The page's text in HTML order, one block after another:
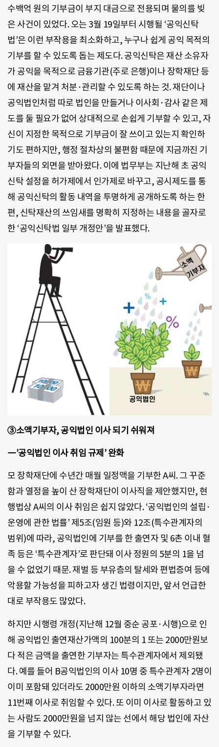
수백억 원의 기부금이 부지 대금으로 전용되며 물의를 빚
은 사건이 있었다. 오는 3월 19일부터 시행될 ‘공익신탁
법’은 이런 부작용을 최소화하고, 누구나 쉽게 공익 목적의
기부를 할 수 있도록 돕는 제도다. 공익신탁은 재산 소유자
가 공익을 목적으로 금융기관(주로 은행)이나 장학재단 등
에 재산을 맡겨 처분·관리할 수 있도록 하는 것. 재단이나
공익법인처럼 따로 법인을 만들거나 이사회·감사 같은 제
도를 둘 필요가 없어 상대적으로 손쉽게 기부할 수 있고, 자
신이 지정한 목적으로 기부금이 잘 쓰이고 있는지 확인하
기도 편하지만, 행정 절차상의 불편함 때문에 지금까진 기
부자들의 외면을 받아왔다. 이에 법무부는 지난해 초 공익
신탁 설정을 허가제에서 인가제로 바꾸고, 공시제도를 통
해 공익신탁의 활동 내역을 투명하게 공개하도록 하는 한
편, 신탁재산의 쓰임새를 명확히 지정하는 내용을 골자로
한 ‘공익신탁법 일부 개정안’을 발표했다.
③소액기부자, 공익법인 이사 되기 쉬워져
―’공익법인 이사 취임 규제’ 완화
모 장학재단에 수년간 매월 일정액을 기부한 A씨. 그 꾸준
함과 열정을 높이 산 장학재단이 이사직을 제안했지만, 현
행법상 A씨의 이사 취임은 쉽지 않았다. ‘공익법인의 설립·
운영에 관한 법률’ 제5조(임원 등)와 12조(특수관계자의
범위)에 따라, 공익법인에 기부를 한 출연자 및 6촌 이내 혈
족 등은 ‘특수관계자’로 판단돼 이사 정원의 5분의 1을 넘
을 수 없었기 때문. 재벌 등 부유층의 탈세와 편법증여 등에
악용할 가능성을 피하고자 생긴 법령이지만, 앞서 언급한
대로 부작용도 많았다.
하지만 시행령 개정(지난해 12월 중순 공포·시행)으로 인
해 공익법인 출연재산가액의 100분의 1 또는 2000만원보
다 적은 금액을 출연한 기부자는 특수관계자에서 제외됐
다. 예를 들어 B공익법인의 이사 10명 중 특수관계자 2명이
이미 포함돼 있더라도 2000만원 이하의 소액기부자라면
11번째 이사로 취임할 수 있다. 또 이미 이사로 활동하고 있
는 사람도 2000만원을 넘지 않는 선에서 해당 법인에 자산
을 기부할 수 있다.